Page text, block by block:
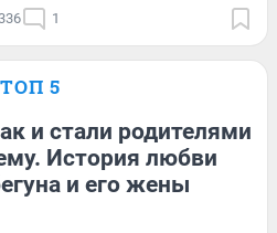
1
ТОП 5
и стали родителями
История любви
и его жены